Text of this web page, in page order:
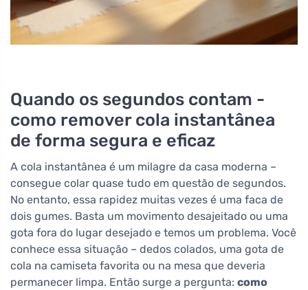
Quando os segundos contam -
como remover cola instantânea
de forma segura e eficaz
A cola instantânea é um milagre da casa moderna –
consegue colar quase tudo em questão de segundos.
No entanto, essa rapidez muitas vezes é uma faca de
dois gumes. Basta um movimento desajeitado ou uma
gota fora do lugar desejado e temos um problema. Você
conhece essa situação – dedos colados, uma gota de
cola na camiseta favorita ou na mesa que deveria
permanecer limpa. Então surge a pergunta: como